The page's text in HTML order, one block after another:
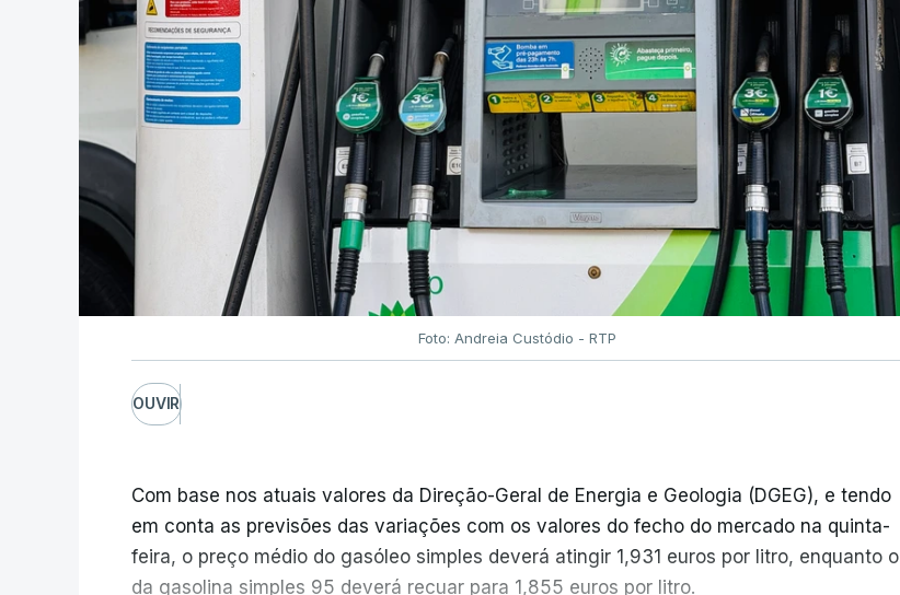
Foto: Andreia Custódio - RTP
OUVIR
Com base nos atuais valores da Direção-Geral de Energia e Geologia (DGEG), e tendo
em conta as previsões das variações com os valores do fecho do mercado na quinta-
feira, o preço médio do gasóleo simples deverá atingir 1,931 euros por litro, enquanto o
da gasolina simples 95 deverá recuar para 1,855 euros por litro.